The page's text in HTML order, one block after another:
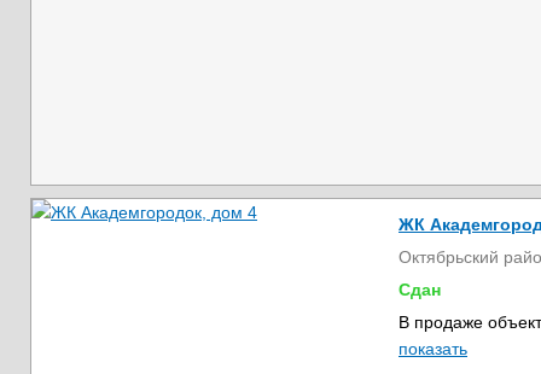
ЖК
Октябрьский
Сдан
В продаже
показать